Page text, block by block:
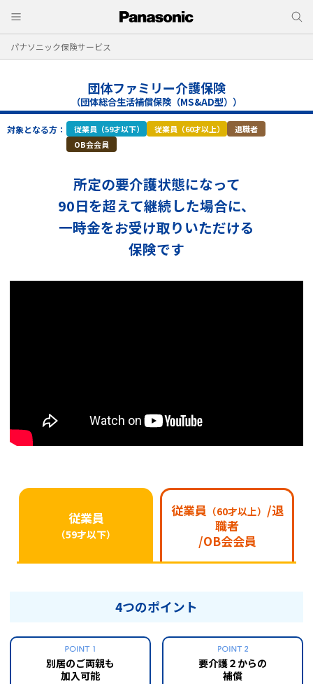
パナソニック保険サービス
団体ファミリー介護保険
（団体総合生活補償保険（MS&AD型））
対象となる方： 従業員（59才以下） 従業員（60才以上）
退職者
OB会会員
所定の要介護状態になって
90日を超えて継続した場合に、
一時金をお受け取りいただける
保険です
従業員
（59才以下）
従業員 （60才以上） /退
職者
/OB会会員
4つのポイント
別居のご両親も
加入可能
要介護２からの
補償